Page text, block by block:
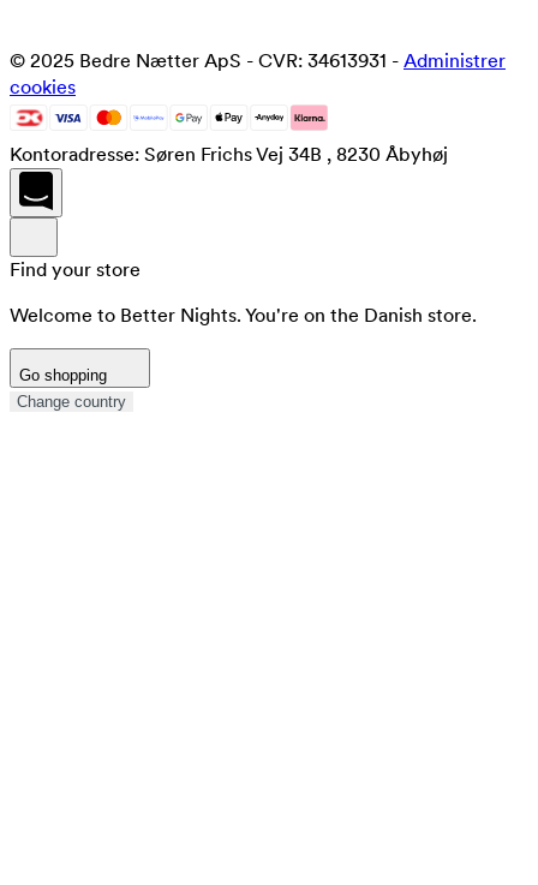
© 2025 Bedre Nætter ApS - CVR: 34613931 - Administrer
cookies
Kontoradresse: Søren Frichs Vej 34B , 8230 Åbyhøj
Find your store
Welcome to Better Nights. You're on the Danish store.
Go shopping
Change country